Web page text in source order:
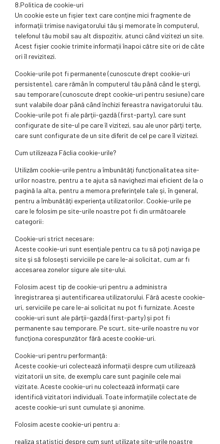
8.Politica de cookie-uri
Un cookie este un fişier text care conţine mici fragmente de
informaţii trimise navigatorului tău şi memorate în computerul,
telefonul tău mobil sau alt dispozitiv, atunci când vizitezi un site.
Acest fişier cookie trimite informaţii înapoi către site ori de câte
ori îl revizitezi.
Cookie-urile pot fi permanente (cunoscute drept cookie-uri
persistente), care rămân în computerul tău până când le ştergi,
sau temporare (cunoscute drept cookie-uri pentru sesiune) care
sunt valabile doar până când închizi fereastra navigatorului tău.
Cookie-urile pot fi ale părţii-gazdă (first-party), care sunt
configurate de site-ul pe care îl vizitezi, sau ale unor părţi terţe,
care sunt configurate de un site diferit de cel pe care îl vizitezi.
Cum utilizeaza Făclia cookie-urile?
Utilizăm cookie-urile pentru a îmbunătăţi funcţionalitatea site-
urilor noastre, pentru a te ajuta să navighezi mai eficient de la o
pagină la alta, pentru a memora preferinţele tale şi, în general,
pentru a îmbunătăţi experienţa utilizatorilor. Cookie-urile pe
care le folosim pe site-urile noastre pot fi din următoarele
categorii:
Cookie-uri strict necesare:
Aceste cookie-uri sunt esenţiale pentru ca tu să poţi naviga pe
site şi să foloseşti serviciile pe care le-ai solicitat, cum ar fi
accesarea zonelor sigure ale site-ului.
Folosim acest tip de cookie-uri pentru a administra
înregistrarea şi autentificarea utilizatorului. Fără aceste cookie-
uri, serviciile pe care le-ai solicitat nu pot fi furnizate. Aceste
cookie-uri sunt ale părţii-gazdă (first-party) şi pot fi
permanente sau temporare. Pe scurt, site-urile noastre nu vor
funcţiona corespunzător fără aceste cookie-uri.
Cookie-uri pentru performanţă:
Aceste cookie-uri colectează informaţii despre cum utilizează
vizitatorii un site, de exemplu care sunt paginile cele mai
vizitate. Aceste cookie-uri nu colectează informaţii care
identifică vizitatori individuali. Toate informaţiile colectate de
aceste cookie-uri sunt cumulate şi anonime.
Folosim aceste cookie-uri pentru a:
realiza statistici despre cum sunt utilizate site-urile noastre